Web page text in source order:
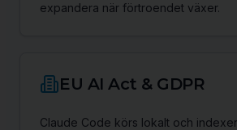
expandera när förtroendet växer.
EU AI Act & GDPR
Claude Code körs lokalt och